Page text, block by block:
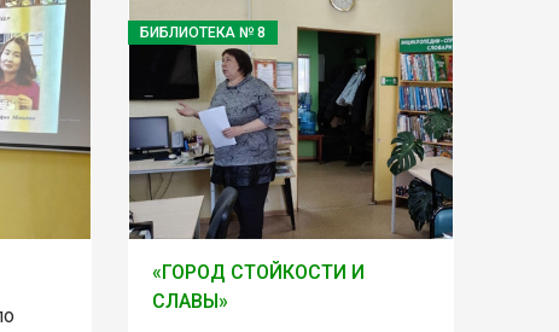
БИБЛИОТЕКА № 8
«ГОРОД СТОЙКОСТИ И
СЛАВЫ»